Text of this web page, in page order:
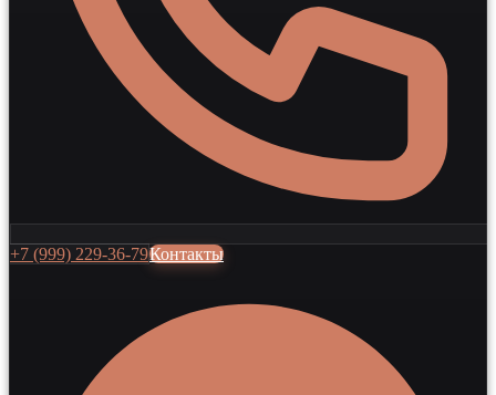
+7 (999) 229-36-79Контакты